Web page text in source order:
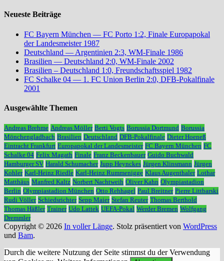
Neueste Beiträge
FC Bayern München — FC Porto 1:2, Finale Europapokal
der Landesmeister 1987
Deutschland — Argentinien 2:3, WM-Finale 1986
Brasilien — Deutschland 2:0, WM-Finale 2002
Brasilien – Deutschland 1:0, Freundschaftsspiel 1982
FC Schalke 04 — 1. FC Union Berlin 2:0, DFB-Pokalfinale
2001
Ausgewählte Themen
Andreas Brehme Andreas Möller Berti Vogts Borussia Dortmund Borussia
Mönchengladbach Brasilien Deutschland DFB-Pokalfinale Dieter Hoeneß
Eintracht Frankfurt Europapokal der Landesmeister FC Bayern München FC
Schalke 04 Felix Magath Finale Franz Beckenbauer Guido Buchwald
Hamburger SV Harald Schumacher Jupp Heynckes Jürgen Klinsmann Jürgen
Kohler Karl-Heinz Riedle Karl-Heinz Rummenigge Klaus Augenthaler Lothar
Matthäus Manfred Kaltz Norbert Nachtweih Oliver Kahn Olympiastadion
Berlin Olympiastadion München Otto Rehhagel Paul Breitner Pierre Littbarski
Rudi Völler Schiedsrichter Sepp Maier Stefan Reuter Thomas Berthold
Thomas Häßler Trainer Udo Lattek UEFA-Pokal Werder Bremen Wolfgang
Dremmler
Copyright © 2026 In voller Länge. Stolz präsentiert von WordPress
und Bam.
Durch die weitere Nutzung der Seite stimmst du der Verwendung